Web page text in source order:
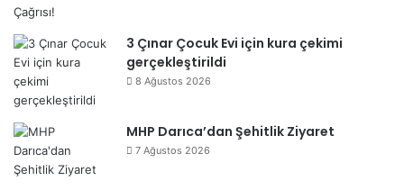
3 Çınar Çocuk Evi için kura çekimi
gerçekleştirildi
8 Ağustos 2026
MHP Darıca’dan Şehitlik Ziyaret
7 Ağustos 2026